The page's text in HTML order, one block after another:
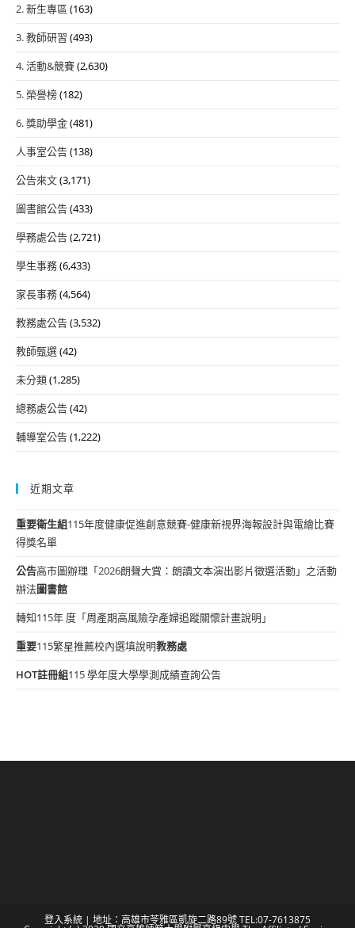
2. 新生專區 (163)
3. 教師研習 (493)
4. 活動&競賽(2,630)
5. 榮譽榜(182)
6. 獎助學金(481)
人事室公告(138)
公告來文(3,171)
圖書館公告(433)
學務處公告(2,721)
學生事務(6,433)
家長事務(4,564)
教務處公告(3,532)
教師甄選(42)
未分類(1,285)
總務處公告(42)
輔導室公告(1,222)
近期文章
重要衛生組115年度健康促進創意競賽-健康新視界海報設計與電繪比賽
得獎名單
公告高市圖辦理「2026朗聲大賞：朗讀文本演出影片徵選活動」之活動
辦法圖書館
轉知115年 度「周產期高風險孕產婦追蹤關懷計畫說明」
重要115繁星推薦校內選填說明教務處
HOT註冊組115 學年度大學學測成績查詢公告
登入系統 | 地址：高雄市苓雅區凱旋二路89號 TEL:07-7613875